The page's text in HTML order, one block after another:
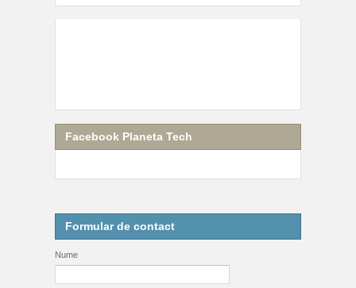
Facebook Planeta Tech
Formular de contact
Nume